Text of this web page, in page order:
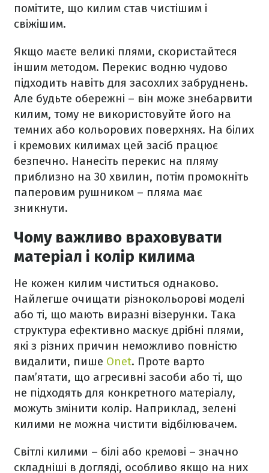
помітите, що килим став чистішим і
свіжішим.
Якщо маєте великі плями, скористайтеся
іншим методом. Перекис водню чудово
підходить навіть для засохлих забруднень.
Але будьте обережні – він може знебарвити
килим, тому не використовуйте його на
темних або кольорових поверхнях. На білих
і кремових килимах цей засіб працює
безпечно. Нанесіть перекис на пляму
приблизно на 30 хвилин, потім промокніть
паперовим рушником – пляма має
зникнути.
Чому важливо враховувати
матеріал і колір килима
Не кожен килим чиститься однаково.
Найлегше очищати різнокольорові моделі
або ті, що мають виразні візерунки. Така
структура ефективно маскує дрібні плями,
які з різних причин неможливо повністю
видалити, пише Onet. Проте варто
пам’ятати, що агресивні засоби або ті, що
не підходять для конкретного матеріалу,
можуть змінити колір. Наприклад, зелені
килими не можна чистити відбілювачем.
Світлі килими – білі або кремові – значно
складніші в догляді, особливо якщо на них